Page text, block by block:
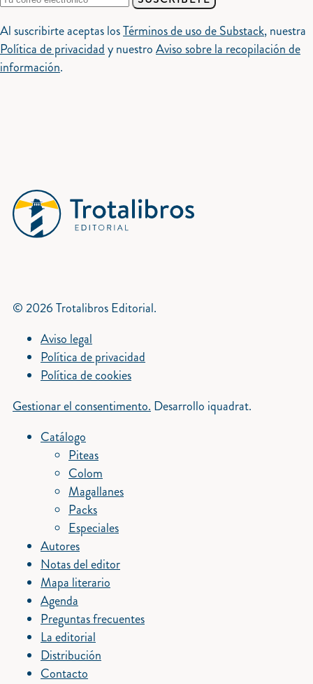
Al suscribirte aceptas losTérminos de uso de Substack, nuestra
Política de privacidady nuestroAviso sobre la recopilación de
información.
© 2026 Trotalibros Editorial.
Aviso legal
Política de privacidad
Política de cookies
Gestionar el consentimento.Desarrollo iquadrat.
Catálogo
Piteas
Colom
Magallanes
Packs
Especiales
Autores
Notas del editor
Mapa literario
Agenda
Preguntas frecuentes
La editorial
Distribución
Contacto